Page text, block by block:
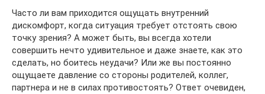
Часто ли вам приходится ощущать внутренний
дискомфорт, когда ситуация требует отстоять свою
точку зрения? А может быть, вы всегда хотели
совершить нечто удивительное и даже знаете, как это
сделать, но боитесь неудачи? Или же вы постоянно
ощущаете давление со стороны родителей, коллег,
партнера и не в силах противостоять? Ответ очевиден,